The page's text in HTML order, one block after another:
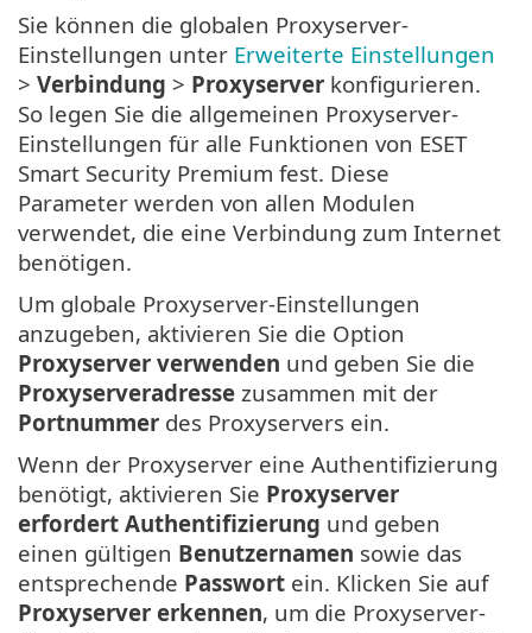
Sie können die globalen Proxyserver-
Einstellungen unter Erweiterte Einstellungen
> Verbindung > Proxyserver konfigurieren.
So legen Sie die allgemeinen Proxyserver-
Einstellungen für alle Funktionen von ESET
Smart Security Premium fest. Diese
Parameter werden von allen Modulen
verwendet, die eine Verbindung zum Internet
benötigen.
Um globale Proxyserver-Einstellungen
anzugeben, aktivieren Sie die Option
Proxyserver verwenden und geben Sie die
Proxyserveradresse zusammen mit der
Portnummer des Proxyservers ein.
Wenn der Proxyserver eine Authentifizierung
benötigt, aktivieren Sie Proxyserver
erfordert Authentifizierung und geben
einen gültigen Benutzernamen sowie das
entsprechende Passwort ein. Klicken Sie auf
Proxyserver erkennen, um die Proxyserver-